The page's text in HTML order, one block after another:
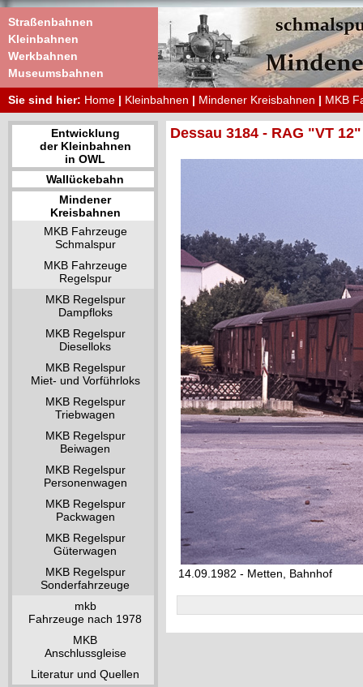
Straßenbahnen
Kleinbahnen
Werkbahnen
Museumsbahnen
Sie sind hier: Home | Kleinbahnen | Mindener Kreisbahnen | MKB
Entwicklung
der Kleinbahnen
in OWL
Wallückebahn
Mindener
Kreisbahnen
MKB Fahrzeuge
Schmalspur
MKB Fahrzeuge
Regelspur
MKB Regelspur
Dampfloks
MKB Regelspur
Dieselloks
MKB Regelspur
Miet- und Vorführloks
MKB Regelspur
Triebwagen
MKB Regelspur
Beiwagen
MKB Regelspur
Personenwagen
MKB Regelspur
Packwagen
MKB Regelspur
Güterwagen
MKB Regelspur
Sonderfahrzeuge
mkb
Fahrzeuge nach 1978
MKB
Anschlussgleise
Literatur und Quellen
Dessau 3184 - RAG "VT 12"
14.09.1982 - Metten, Bahnhof